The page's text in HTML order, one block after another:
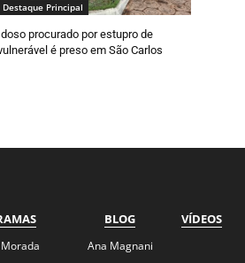
Destaque Principal
procurado por estupro de
é preso em São Carlos
BLOG
Ana Magnani
VÍDEOS